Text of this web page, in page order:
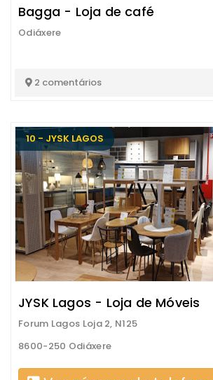
Bagga - Loja de café
Odiáxere
2 comentários
10 - JYSK LAGOS
JYSK Lagos - Loja de Móveis
Forum Lagos Loja 2, N125
8600-250 Odiáxere